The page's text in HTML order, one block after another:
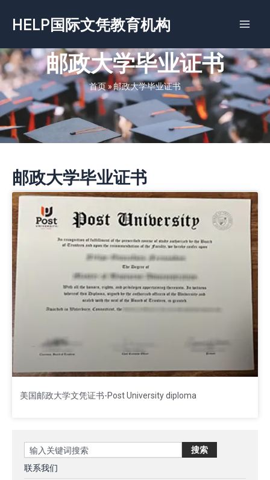
容
HELP国际文凭教育机构
邮政大学毕业证书
首页»邮政大学毕业证书
邮政大学毕业证书
美国邮政大学文凭证书-Post University diploma
Search 搜索
联系我们